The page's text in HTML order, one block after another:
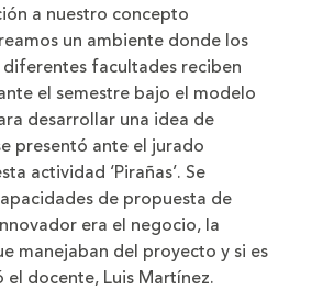
a nuestro concepto
un ambiente donde los
facultades reciben
el semestre bajo el modelo
desarrollar una idea de
presentó ante el jurado
actividad ‘Pirañas’. Se
de propuesta de
era el negocio, la
manejaban del proyecto y si es
el docente, Luis Martínez.